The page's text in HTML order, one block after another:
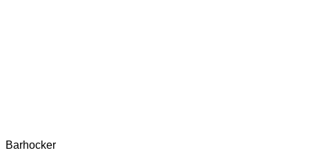
Barhocker